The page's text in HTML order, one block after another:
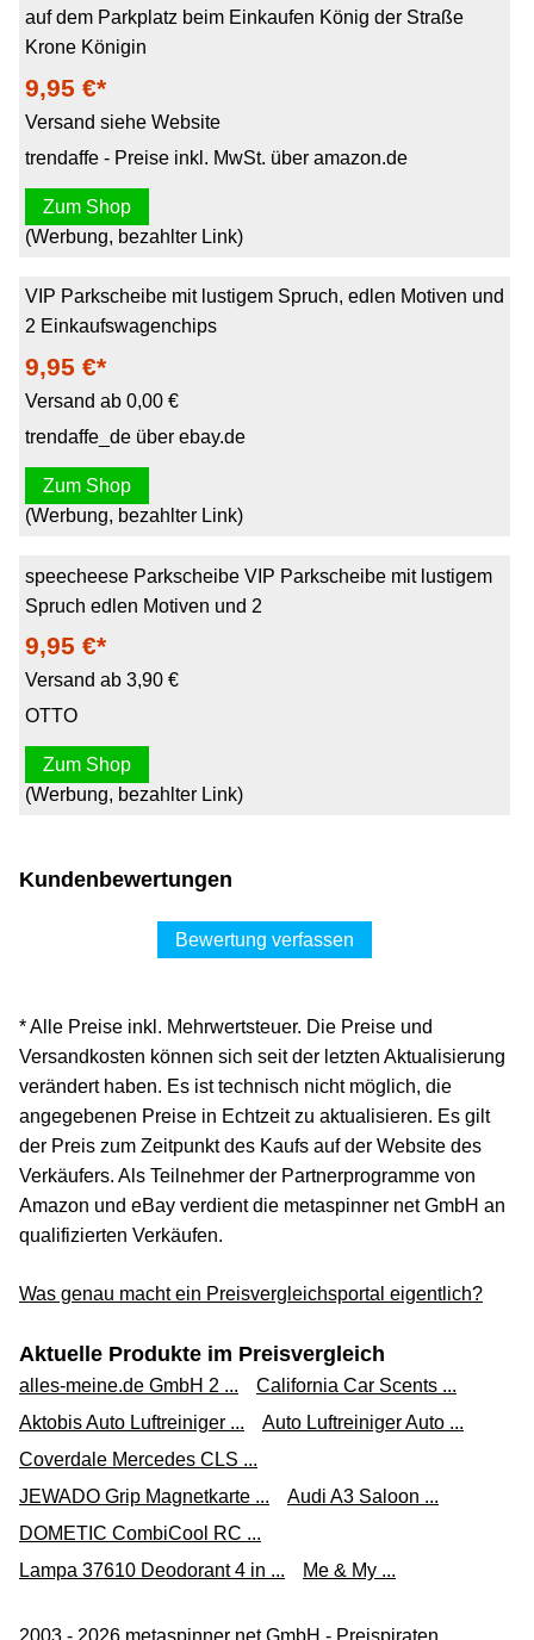
auf dem Parkplatz beim Einkaufen König der Straße
Krone Königin
9,95 €*
Versand siehe Website
trendaffe - Preise inkl. MwSt. über amazon.de
Zum Shop
(Werbung, bezahlter Link)
VIP Parkscheibe mit lustigem Spruch, edlen Motiven und
2 Einkaufswagenchips
9,95 €*
Versand ab 0,00 €
trendaffe_de über ebay.de
Zum Shop
(Werbung, bezahlter Link)
speecheese Parkscheibe VIP Parkscheibe mit lustigem
Spruch edlen Motiven und 2
9,95 €*
Versand ab 3,90 €
OTTO
Zum Shop
(Werbung, bezahlter Link)
Kundenbewertungen
Bewertung verfassen
* Alle Preise inkl. Mehrwertsteuer. Die Preise und
Versandkosten können sich seit der letzten Aktualisierung
verändert haben. Es ist technisch nicht möglich, die
angegebenen Preise in Echtzeit zu aktualisieren. Es gilt
der Preis zum Zeitpunkt des Kaufs auf der Website des
Verkäufers. Als Teilnehmer der Partnerprogramme von
Amazon und eBay verdient die metaspinner net GmbH an
qualifizierten Verkäufen.
Was genau macht ein Preisvergleichsportal eigentlich?
Aktuelle Produkte im Preisvergleich
alles-meine.de GmbH 2 ...
California Car Scents ...
Aktobis Auto Luftreiniger ...
Auto Luftreiniger Auto ...
Coverdale Mercedes CLS ...
JEWADO Grip Magnetkarte ...
Audi A3 Saloon ...
DOMETIC CombiCool RC ...
Lampa 37610 Deodorant 4 in ...
Me & My ...
2003 - 2026 metaspinner net GmbH - Preispiraten